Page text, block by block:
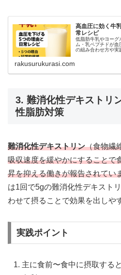
高血圧に効く牛
常レシピ
低脂肪牛乳やヨーグ
ム・乳ペプチドが
の組み合わせ方や実
rakusurukurasi.com
3. 難消化性デキストリ
性脂肪対策
難消化性デキストリン（食物繊
吸収速度を緩やかにすることで
昇を抑える働きが報告されてい
は1回で5gの難消化性デキスト
わせて摂ることで効果を出しや
実践ポイント
主に食前〜食中に摂取する